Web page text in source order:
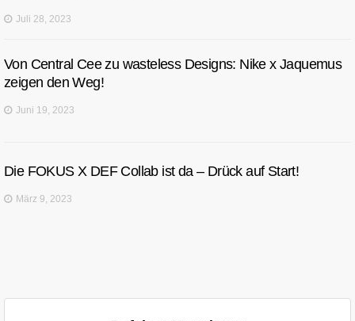
Juli 28, 2023
Von Central Cee zu wasteless Designs: Nike x Jaquemus
zeigen den Weg!
Juni 19, 2023
Die FOKUS X DEF Collab ist da – Drück auf Start!
März 9, 2023